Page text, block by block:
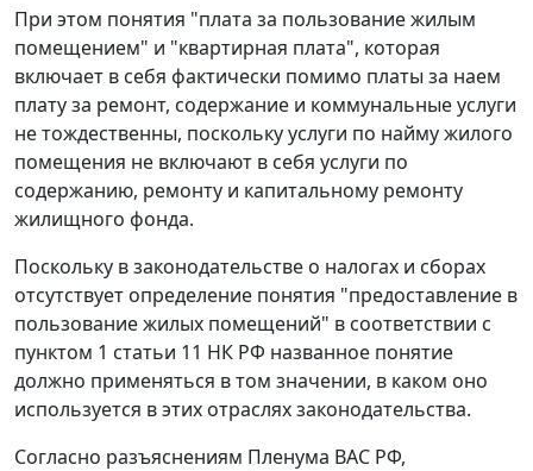
При этом понятия "плата за пользование жилым
помещением" и "квартирная плата", которая
включает в себя фактически помимо платы за наем
плату за ремонт, содержание и коммунальные услуги
не тождественны, поскольку услуги по найму жилого
помещения не включают в себя услуги по
содержанию, ремонту и капитальному ремонту
жилищного фонда.
Поскольку в законодательстве о налогах и сборах
отсутствует определение понятия "предоставление в
пользование жилых помещений" в соответствии с
пунктом 1 статьи 11 НК РФ названное понятие
должно применяться в том значении, в каком оно
используется в этих отраслях законодательства.
Согласно разъяснениям Пленума ВАС РФ,